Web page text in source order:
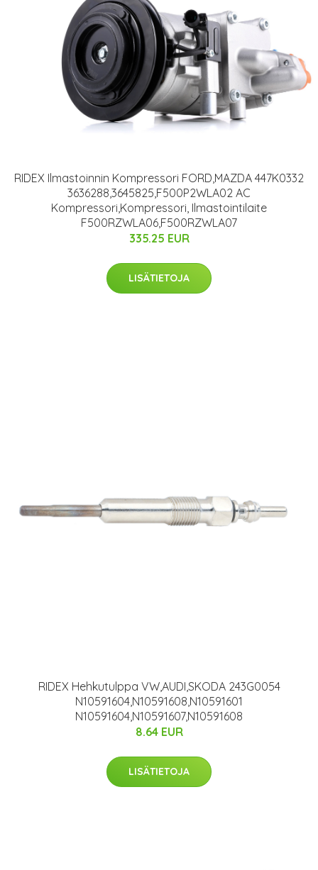
RIDEX Ilmastoinnin Kompressori FORD,MAZDA 447K0332
3636288,3645825,F500P2WLA02 AC
Kompressori,Kompressori, Ilmastointilaite
F500RZWLA06,F500RZWLA07
335.25 EUR
LISÄTIETOJA
RIDEX Hehkutulppa VW,AUDI,SKODA 243G0054
N10591604,N10591608,N10591601
N10591604,N10591607,N10591608
8.64 EUR
LISÄTIETOJA